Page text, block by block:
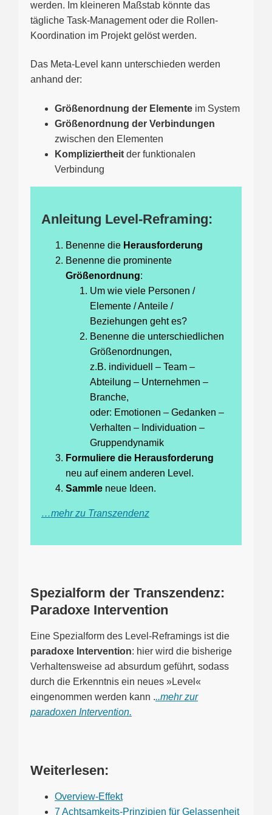
werden. Im kleineren Maßstab könnte das
tägliche Task-Management oder die Rollen-
Koordination im Projekt gelöst werden.
Das Meta-Level kann unterschieden werden
anhand der:
Größenordnung der Elemente im System
Größenordnung der Verbindungen
zwischen den Elementen
Kompliziertheit der funktionalen
Verbindung
Anleitung Level-Reframing:
Benenne die Herausforderung
Benenne die prominente
Größenordnung:
Um wie viele Personen /
Elemente / Anteile /
Beziehungen geht es?
Benenne die unterschiedlichen
Größenordnungen,
z.B. individuell – Team –
Abteilung – Unternehmen –
Branche,
oder: Emotionen – Gedanken –
Verhalten – Individuation –
Gruppendynamik
Formuliere die Herausforderung
neu auf einem anderen Level.
Sammle neue Ideen.
…mehr zu Transzendenz
Spezialform der Transzendenz:
Paradoxe Intervention
Eine Spezialform des Level-Reframings ist die
paradoxe Intervention: hier wird die bisherige
Verhaltensweise ad absurdum geführt, sodass
durch die Erkenntnis ein neues »Level«
eingenommen werden kann ...mehr zur
paradoxen Intervention.
Weiterlesen:
Overview-Effekt
7 Achtsamkeits-Prinzipien für Gelassenheit